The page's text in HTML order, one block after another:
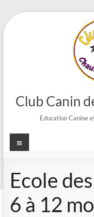
Aller
au
Club Canin
Education Canine
Menu
Ecole
6 à 12